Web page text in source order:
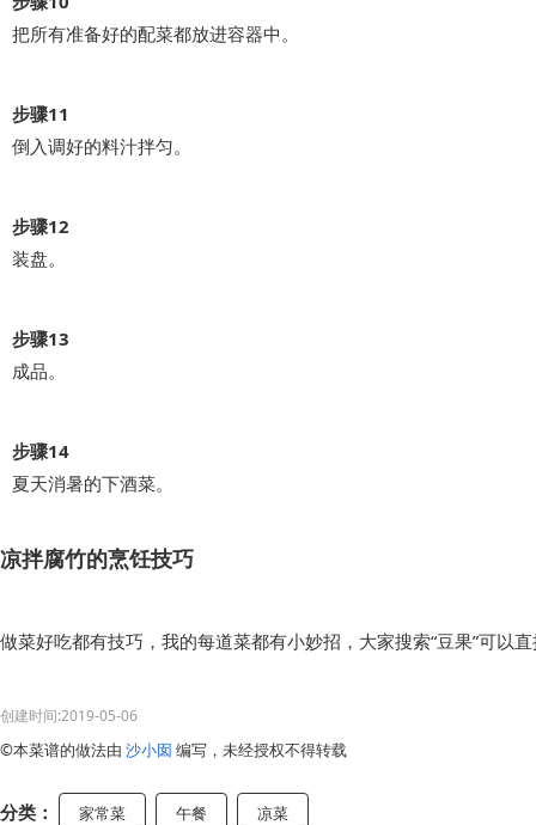
把所有准备好的配菜都放进容器中。
步骤11
倒入调好的料汁拌匀。
步骤12
装盘。
步骤13
成品。
步骤14
夏天消暑的下酒菜。
凉拌腐竹的烹饪技巧
做菜好吃都有技巧，我的每道菜都有小妙招，大家搜索“豆果”可以
创建时间:2019-05-06
©本菜谱的做法由 沙小囡 编写，未经授权不得转载
分类： 家常菜 午餐 凉菜